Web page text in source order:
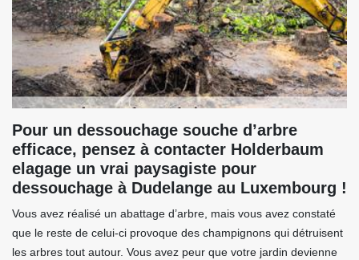
Pour un dessouchage souche d’arbre
efficace, pensez à contacter Holderbaum
elagage un vrai paysagiste pour
dessouchage à Dudelange au Luxembourg !
Vous avez réalisé un abattage d’arbre, mais vous avez constaté
que le reste de celui-ci provoque des champignons qui détruisent
les arbres tout autour. Vous avez peur que votre jardin devienne